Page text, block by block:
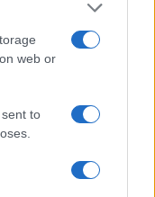
web or
to
con
5G e del
Unito